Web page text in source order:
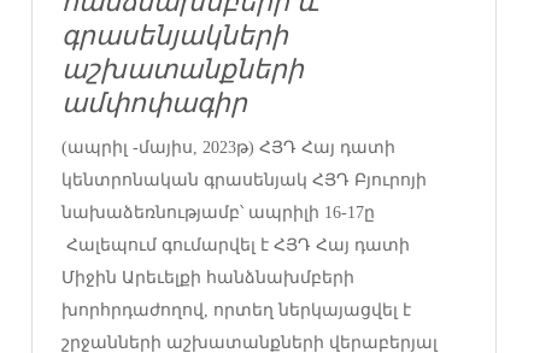
գրասենյակների
աշխատանքների
ամփոփագիր
(ապրիլ -մայիս, 2023թ) ՀՅԴ Հայ դատի
կենտրոնական գրասենյակ ՀՅԴ Բյուրոյի
նախաձեռնությամբ՝ ապրիլի 16-17ը
Հալեպում գումարվել է ՀՅԴ Հայ դատի
Միջին Արեւելքի հանձնախմբերի
խորհրդաժողով, որտեղ ներկայացվել է
շրջանների աշխատանքների վերաբերյալ